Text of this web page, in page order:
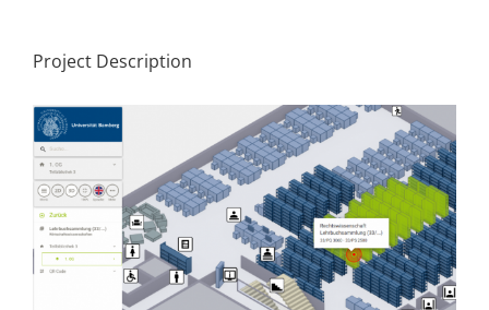
Project Description